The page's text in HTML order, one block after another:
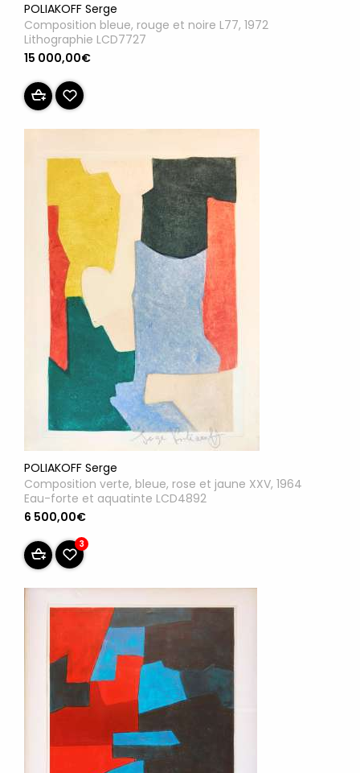
POLIAKOFF Serge
Composition bleue, rouge et noire L77, 1972
Lithographie LCD7727
15 000,00€
POLIAKOFF Serge
Composition verte, bleue, rose et jaune XXV, 1964
Eau-forte et aquatinte LCD4892
6 500,00€
3